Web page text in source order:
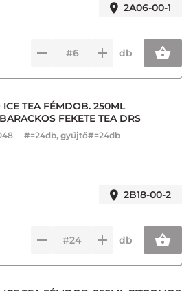
2A06-00-1
db
ICE TEA FÉMDOB. 250ML
FEKETE TEA DRS
#=24db, gyűjtő#=24db
2B18-00-2
db